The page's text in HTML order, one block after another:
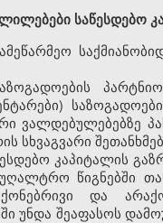
საწესდებო
სხვაგვარი
კაპიტალის
წიგნებში
და
უნდა შეაფასოს